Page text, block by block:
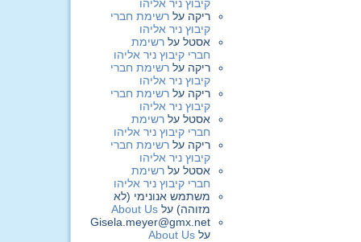
קיבוץ ניר אליהו
ריקה על רשימת חברי
קיבוץ ניר אליהו
אסטל על רשימת
חברי קיבוץ ניר אליהו
ריקה על רשימת חברי
קיבוץ ניר אליהו
ריקה על רשימת חברי
קיבוץ ניר אליהו
אסטל על רשימת
חברי קיבוץ ניר אליהו
ריקה על רשימת חברי
קיבוץ ניר אליהו
אסטל על רשימת
חברי קיבוץ ניר אליהו
משתמש אנונימי (לא
מזוהה) על About Us
Gisela.meyer@gmx.net
על About Us